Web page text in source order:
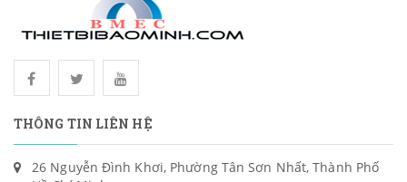
THÔNG TIN LIÊN HỆ
26 Nguyễn Đình Khơi, Phường Tân Sơn Nhất, Thành Phố